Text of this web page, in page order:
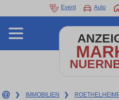
Event Auto
❯ IMMOBILIEN ❯